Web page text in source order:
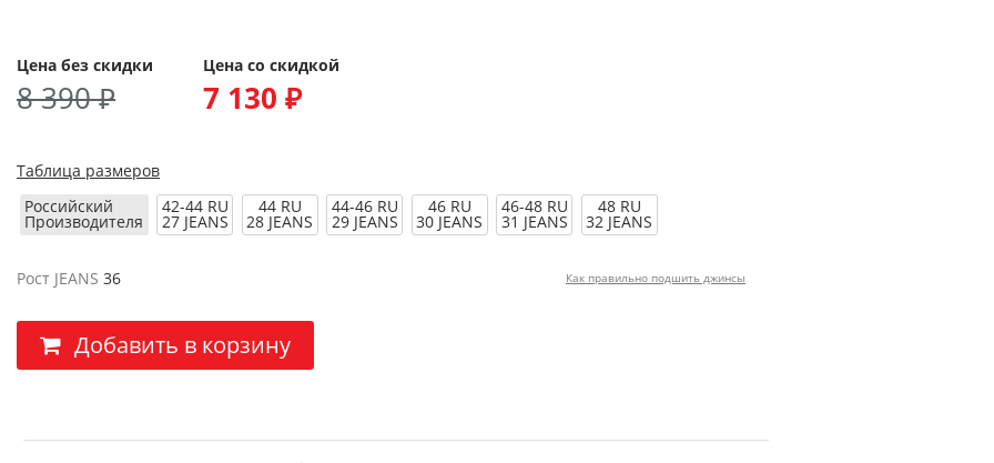
Цена без скидки
8 390 ₽
Цена со скидкой
7 130 ₽
Таблица размеров
Российский
Производителя
42-44 RU
27 JEANS
44 RU
28 JEANS
44-46 RU
29 JEANS
46 RU
30 JEANS
46-48 RU
31 JEANS
48 RU
32 JEANS
Рост JEANS 36 Как правильно подшить джинсы
Добавить в корзину